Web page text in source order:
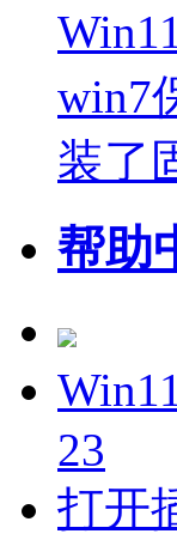
win7
装了
帮助
23
打开